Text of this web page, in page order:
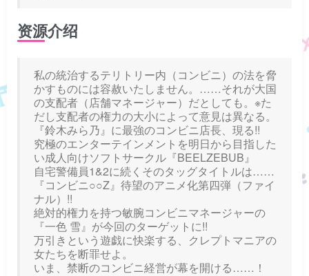
资源介绍
私の統治するテリトリー内（コンビニ）の法を脅
かすものには容赦いたしません。……それが大国
の支配者（店舗マネージャー）だとしても。※た
だし支配者の権力の大小によって意見は異なる。
『鈴木みら乃』に最強のコンビニ店長、現る!!
究極のエンターテインメントを明日から目指した
い成人向けソフトサークル『BEELZEBUB』
自宅警備員1&2に続くそのタッグタイトルは……
『コンビニ○○Z』待望のアニメ化第四弾（ファイ
ナル）!!
絶対的権力を持つ敏腕コンビニマネージャーの
『一色 雪』が今回のターゲットに!!
万引きという遊戯に快楽する、クレプトマニアの
女たちを断罪せよ。
いま、禁断のコンビニ経営が幕を開ける……！